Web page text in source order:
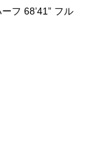
フ 68’41” フル